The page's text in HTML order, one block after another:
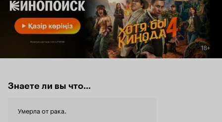
Знаете ли вы что...
Умерла от рака.